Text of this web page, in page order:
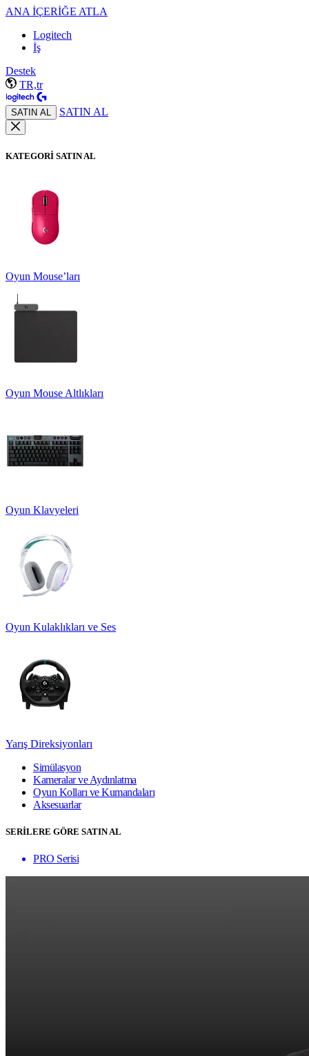
ANA İÇERİĞE ATLA
Logitech
İş
Destek
TR,tr
SATIN AL SATIN AL
KATEGORİ SATIN AL
Oyun Mouse’ları
Oyun Mouse Altlıkları
Oyun Klavyeleri
Oyun Kulaklıkları ve Ses
Yarış Direksiyonları
Simülasyon
Kameralar ve Aydınlatma
Oyun Kolları ve Kumandaları
Aksesuarlar
SERİLERE GÖRE SATIN AL
PRO Serisi